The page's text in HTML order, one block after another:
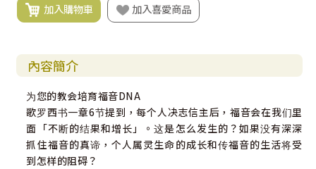
加入購物車 加入喜愛商品
內容簡介
为您的教会培育福音DNA
歌罗西书一章6节提到，每个人决志信主后，福音会在我们里
面「不断的结果和增长」。这是怎么发生的？如果没有深深
抓住福音的真谛，个人属灵生命的成长和传福音的生活将受
到怎样的阻碍？